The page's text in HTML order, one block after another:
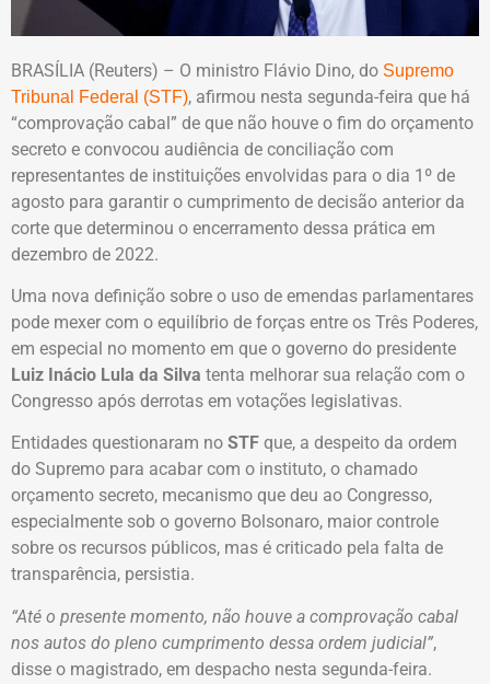
BRASÍLIA (Reuters) – O ministro Flávio Dino, do Supremo
Tribunal Federal (STF), afirmou nesta segunda-feira que há
“comprovação cabal” de que não houve o fim do orçamento
secreto e convocou audiência de conciliação com
representantes de instituições envolvidas para o dia 1º de
agosto para garantir o cumprimento de decisão anterior da
corte que determinou o encerramento dessa prática em
dezembro de 2022.
Uma nova definição sobre o uso de emendas parlamentares
pode mexer com o equilíbrio de forças entre os Três Poderes,
em especial no momento em que o governo do presidente
Luiz Inácio Lula da Silva tenta melhorar sua relação com o
Congresso após derrotas em votações legislativas.
Entidades questionaram no STF que, a despeito da ordem
do Supremo para acabar com o instituto, o chamado
orçamento secreto, mecanismo que deu ao Congresso,
especialmente sob o governo Bolsonaro, maior controle
sobre os recursos públicos, mas é criticado pela falta de
transparência, persistia.
“Até o presente momento, não houve a comprovação cabal
nos autos do pleno cumprimento dessa ordem judicial”,
disse o magistrado, em despacho nesta segunda-feira.